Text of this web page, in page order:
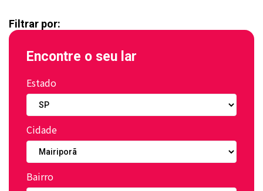
Filtrar por:
Encontre o seu lar
Estado
Cidade
Bairro